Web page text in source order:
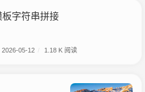
板字符串拼接
2026-05-12 1.18 K 阅读